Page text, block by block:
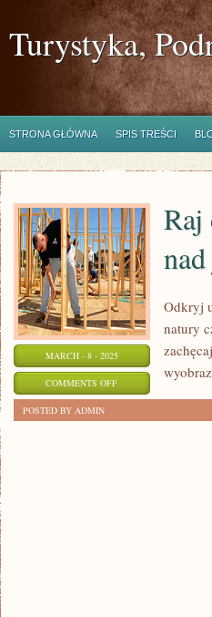
Turystyka,
STRONA GŁÓWNA SPIS TREŚCI
MARCH - 8 - 2025
COMMENTS OFFON
Raj
Odkryj
natury
POSTED BY ADMIN